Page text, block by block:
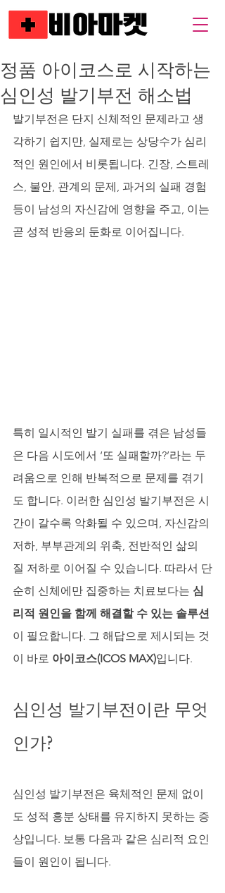
정품 아이코스로 시작하는
심인성 발기부전 해소법
발기부전은 단지 신체적인 문제라고 생
각하기 쉽지만, 실제로는 상당수가 심리
적인 원인에서 비롯됩니다. 긴장, 스트레
스, 불안, 관계의 문제, 과거의 실패 경험
등이 남성의 자신감에 영향을 주고, 이는
곧 성적 반응의 둔화로 이어집니다.
특히 일시적인 발기 실패를 겪은 남성들
은 다음 시도에서 ‘또 실패할까?’라는 두
려움으로 인해 반복적으로 문제를 겪기
도 합니다. 이러한 심인성 발기부전은 시
간이 갈수록 악화될 수 있으며, 자신감의
저하, 부부관계의 위축, 전반적인 삶의
질 저하로 이어질 수 있습니다. 따라서 단
순히 신체에만 집중하는 치료보다는 심
리적 원인을 함께 해결할 수 있는 솔루션
이 필요합니다. 그 해답으로 제시되는 것
이 바로 아이코스(ICOS MAX)입니다.
심인성 발기부전이란 무엇
인가?
심인성 발기부전은 육체적인 문제 없이
도 성적 흥분 상태를 유지하지 못하는 증
상입니다. 보통 다음과 같은 심리적 요인
들이 원인이 됩니다.